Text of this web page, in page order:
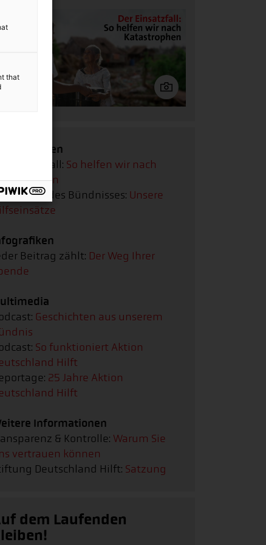
Einsatzfall: So helfen wir nach
des Bündnisses: Unsere
Beitrag zählt: Der Weg Ihrer
Geschichten aus unserem
So funktioniert Aktion
Hilft
25 Jahre Aktion
Hilft
Informationen
& Kontrolle: Warum Sie
vertrauen können
Deutschland Hilft: Satzung
dem Laufenden
that